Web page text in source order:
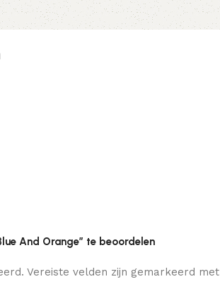
And Orange” te beoordelen
Vereiste velden zijn gemarkeerd met